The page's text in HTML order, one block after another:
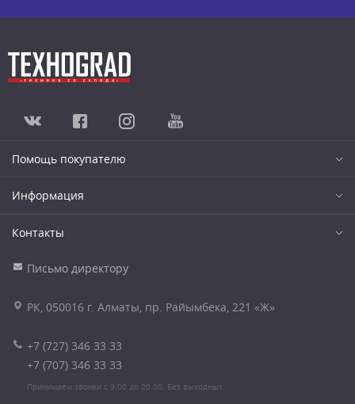
Помощь покупателю
Информация
Контакты
Письмо директору
РК, 050016 г. Алматы, пр. Райымбека, 221 «Ж»
+7 (727) 346 33 33
+7 (707) 346 33 33
Принимаем звонки с 9.00 до 20.00. Без выходных.